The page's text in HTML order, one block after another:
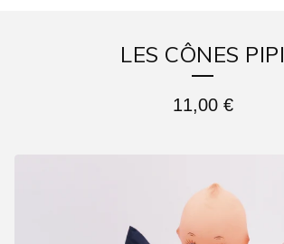
LES CÔNES PIPI
11,00 €